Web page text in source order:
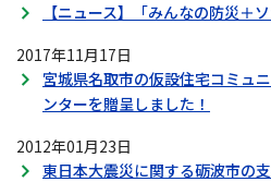
【ニュース】「みんなの防災＋
2017年11月17日
宮城県名取市の仮設住宅コミュ
ンターを贈呈しました！
2012年01月23日
東日本大震災に関する砺波市の